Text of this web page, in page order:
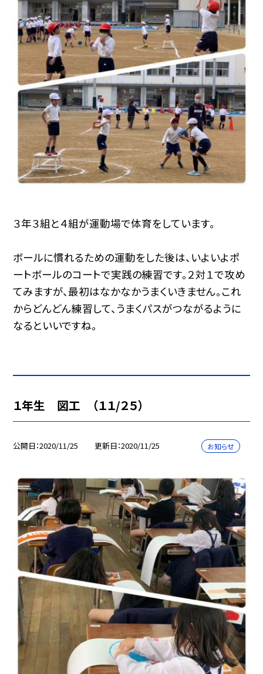
３年３組と４組が運動場で体育をしています。
ボールに慣れるための運動をした後は、いよいよポ
ートボールのコートで実践の練習です。２対１で攻め
てみますが、最初はなかなかうまくいきません。これ
からどんどん練習して、うまくパスがつながるように
なるといいですね。
１年生 図工 （１１/２５）
公開日 2020/11/25 更新日 2020/11/25 お知らせ